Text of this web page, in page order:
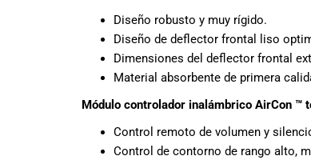
Ecuador!Diseño robusto y muy rígido.
Diseño de deflector frontal liso
Dimensiones del deflector frontal
Material absorbente de primera
Módulo controlador inalámbrico AirCon ™
Control remoto de volumen y
Control de contorno de rango alto,